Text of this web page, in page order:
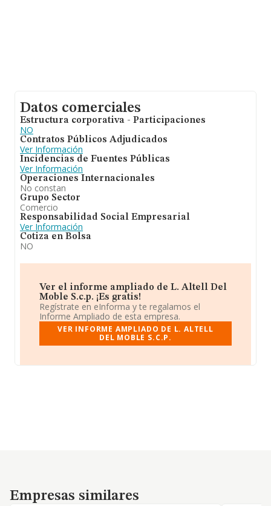
Datos comerciales
Estructura corporativa - Participaciones
NO
Contratos Públicos Adjudicados
Ver Información
Incidencias de Fuentes Públicas
Ver Información
Operaciones Internacionales
No constan
Grupo Sector
Comercio
Responsabilidad Social Empresarial
Ver Información
Cotiza en Bolsa
NO
Ver el informe ampliado de L. Altell Del
Moble S.c.p. ¡Es gratis!
Regístrate en eInforma y te regalamos el
Informe Ampliado de esta empresa.
VER INFORME AMPLIADO DE L. ALTELL
DEL MOBLE S.C.P.
Empresas similares
Empresas similares